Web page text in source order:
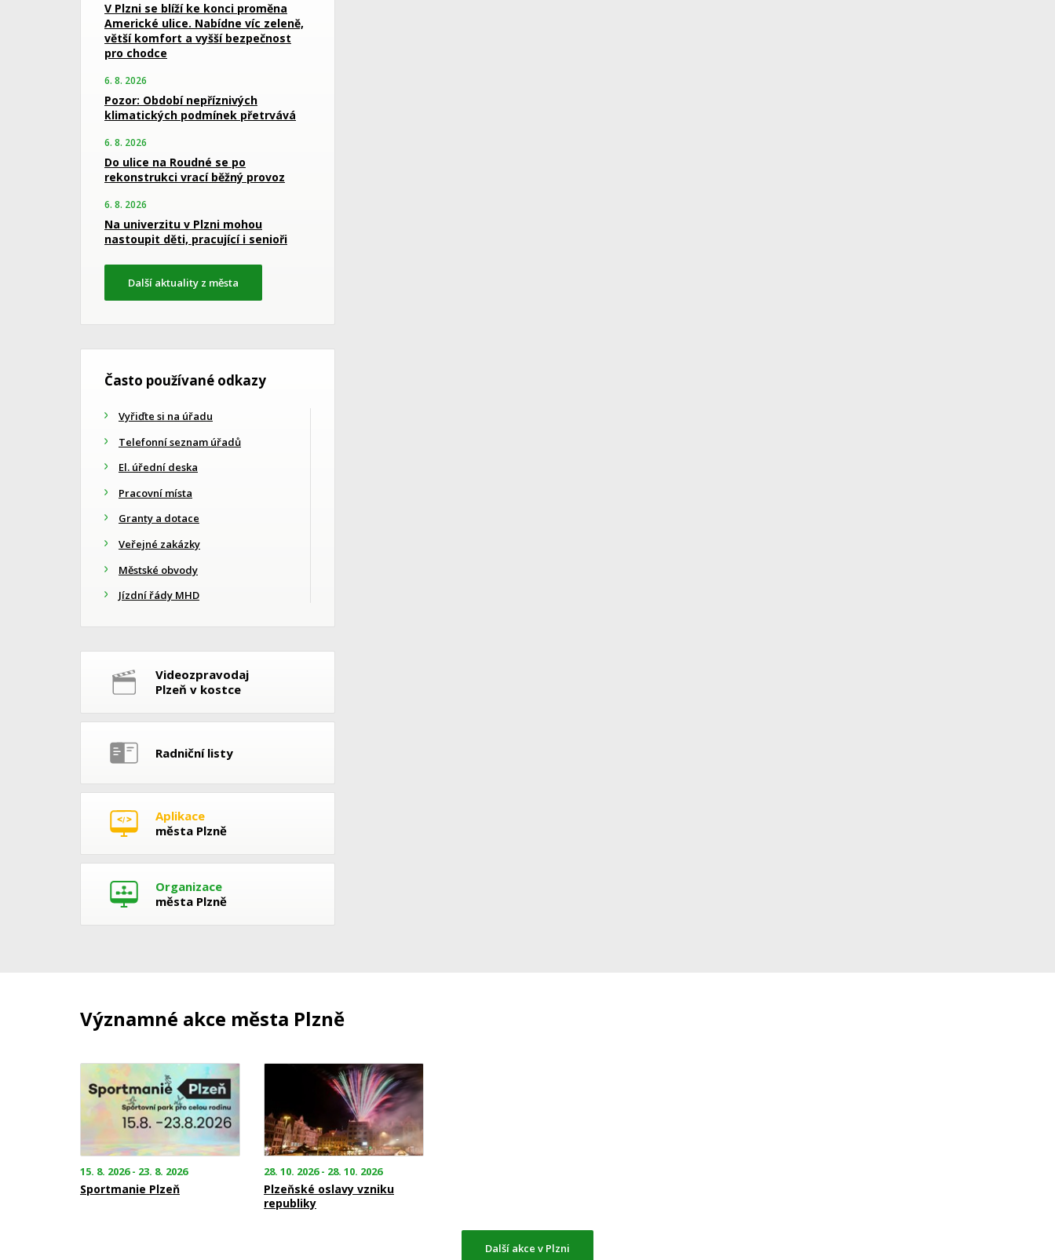
V Plzni se blíží ke konci proměna
Americké ulice. Nabídne víc zeleně,
větší komfort a vyšší bezpečnost
pro chodce
6. 8. 2026
Pozor: Období nepříznivých
klimatických podmínek přetrvává
6. 8. 2026
Do ulice na Roudné se po
rekonstrukci vrací běžný provoz
6. 8. 2026
Na univerzitu v Plzni mohou
nastoupit děti, pracující i senioři
Další aktuality z města
Často používané odkazy
Vyřiďte si na úřadu
Telefonní seznam úřadů
El. úřední deska
Pracovní místa
Granty a dotace
Veřejné zakázky
Městské obvody
Jízdní řády MHD
Videozpravodaj
Plzeň v kostce
Radniční listy
Aplikace
města Plzně
Organizace
města Plzně
Významné akce města Plzně
15. 8. 2026 - 23. 8. 2026
Sportmanie Plzeň
28. 10. 2026 - 28. 10. 2026
Plzeňské oslavy vzniku
republiky
Další akce v Plzni